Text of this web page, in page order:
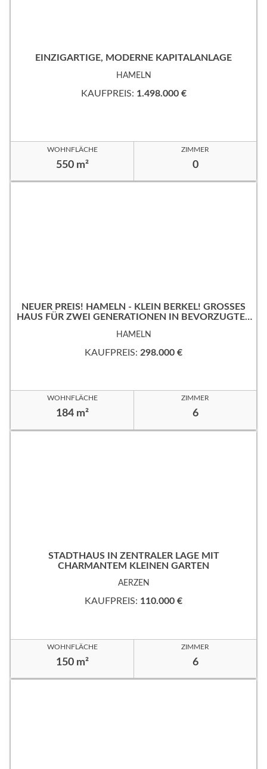
EINZIGARTIGE, MODERNE KAPITALANLAGE
HAMELN
KAUFPREIS: 1.498.000 €
WOHNFLÄCHE
550 m²
ZIMMER
0
NEUER PREIS! HAMELN - KLEIN BERKEL! GROSSES
HAUS FÜR ZWEI GENERATIONEN IN BEVORZUGTER
HAMELN
KAUFPREIS: 298.000 €
WOHNFLÄCHE
184 m²
ZIMMER
6
STADTHAUS IN ZENTRALER LAGE MIT
CHARMANTEM KLEINEN GARTEN
AERZEN
KAUFPREIS: 110.000 €
WOHNFLÄCHE
150 m²
ZIMMER
6